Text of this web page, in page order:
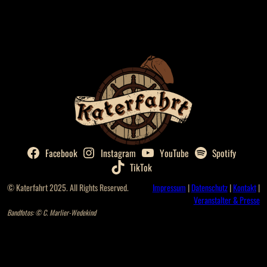
Facebook Instagram YouTube
Spotify
TikTok
© Katerfahrt 2025. All Rights Reserved. Impressum |Datenschutz|Kontakt|
Veranstalter & Presse
Bandfotos: © C. Marlier-Wedekind